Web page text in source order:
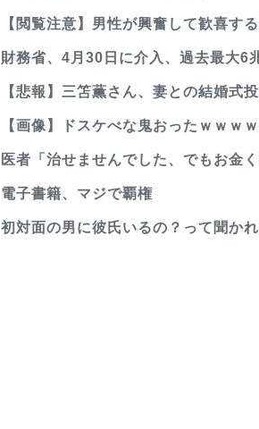
【閲覧注意】男性が興奮して歓喜す
財務省、4月30日に介入、過去最大6
【悲報】三笘薫さん、妻との結婚式
【画像】ドスケべな鬼おったｗｗｗ
医者「治せませんでした、でもお金
電子書籍、マジで覇権
初対面の男に彼氏いるの？って聞か